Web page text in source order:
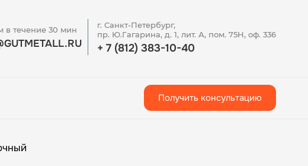
в течение 30 мин
г. Санкт-Петербург,
пр. Ю.Гагарина, д. 1, лит. А, пом. 75Н, оф. 336
+ 7 (812) 383-10-40
Получить консультацию